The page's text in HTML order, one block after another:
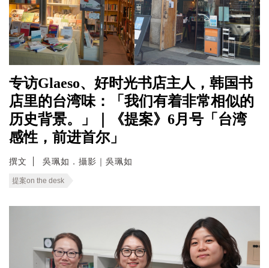
专访Glaeso、好时光书店主人，韩国书
店里的台湾味：「我们有着非常相似的
历史背景。」｜《提案》6月号「台湾
感性，前进首尔」
撰文 吳珮如．攝影｜吳珮如
提案on the desk